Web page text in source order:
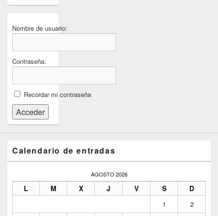
Nombre de usuario:
Contraseña:
Recordar mi contraseña
Acceder
Calendario de entradas
AGOSTO 2026
L M X J V S D
1
2